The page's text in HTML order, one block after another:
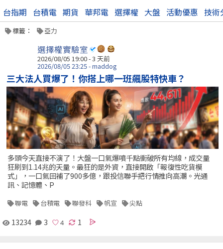
台指期 台積電 期貨 華邦電 選擇權 大盤 活動優惠 技術
標籤： 亞力
選擇權實驗室
2026/08/05 19:00 - 3 天前
2026/08/05 23:25 - maddog
三大法人買爆了！你搭上哪一班飆股特快車？
多頭今天直接不演了！大盤一口氣爆噴千點衝破所有均線，成交量
狂刷到1.14兆的天量。最狂的是外資，直接開啟「報復性吃貨模
式」，一口氣回補了900多億，跟投信聯手把行情推向高潮。光通
訊、記憶體、P
聯電 台積電 聯發科 帆宣 尖點
13234 3 1